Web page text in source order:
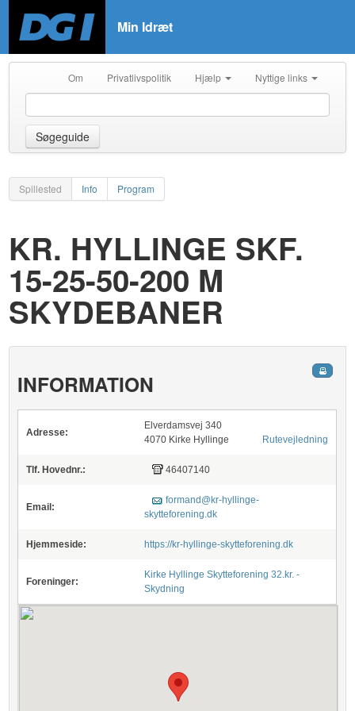
Min Idræt
Om Privatlivspolitik Hjælp Nyttige links
Søgeguide
Spillested Info Program
KR. HYLLINGE SKF.
15-25-50-200 M
SKYDEBANER
INFORMATION
Adresse:
Elverdamsvej 340
4070 Kirke Hyllinge
Rutevejledning
Tlf. Hovednr.: 46407140
Email:
formand@kr-hyllinge-
skytteforening.dk
Hjemmeside: https://kr-hyllinge-skytteforening.dk
Foreninger:
Kirke Hyllinge Skytteforening 32.kr. -
Skydning